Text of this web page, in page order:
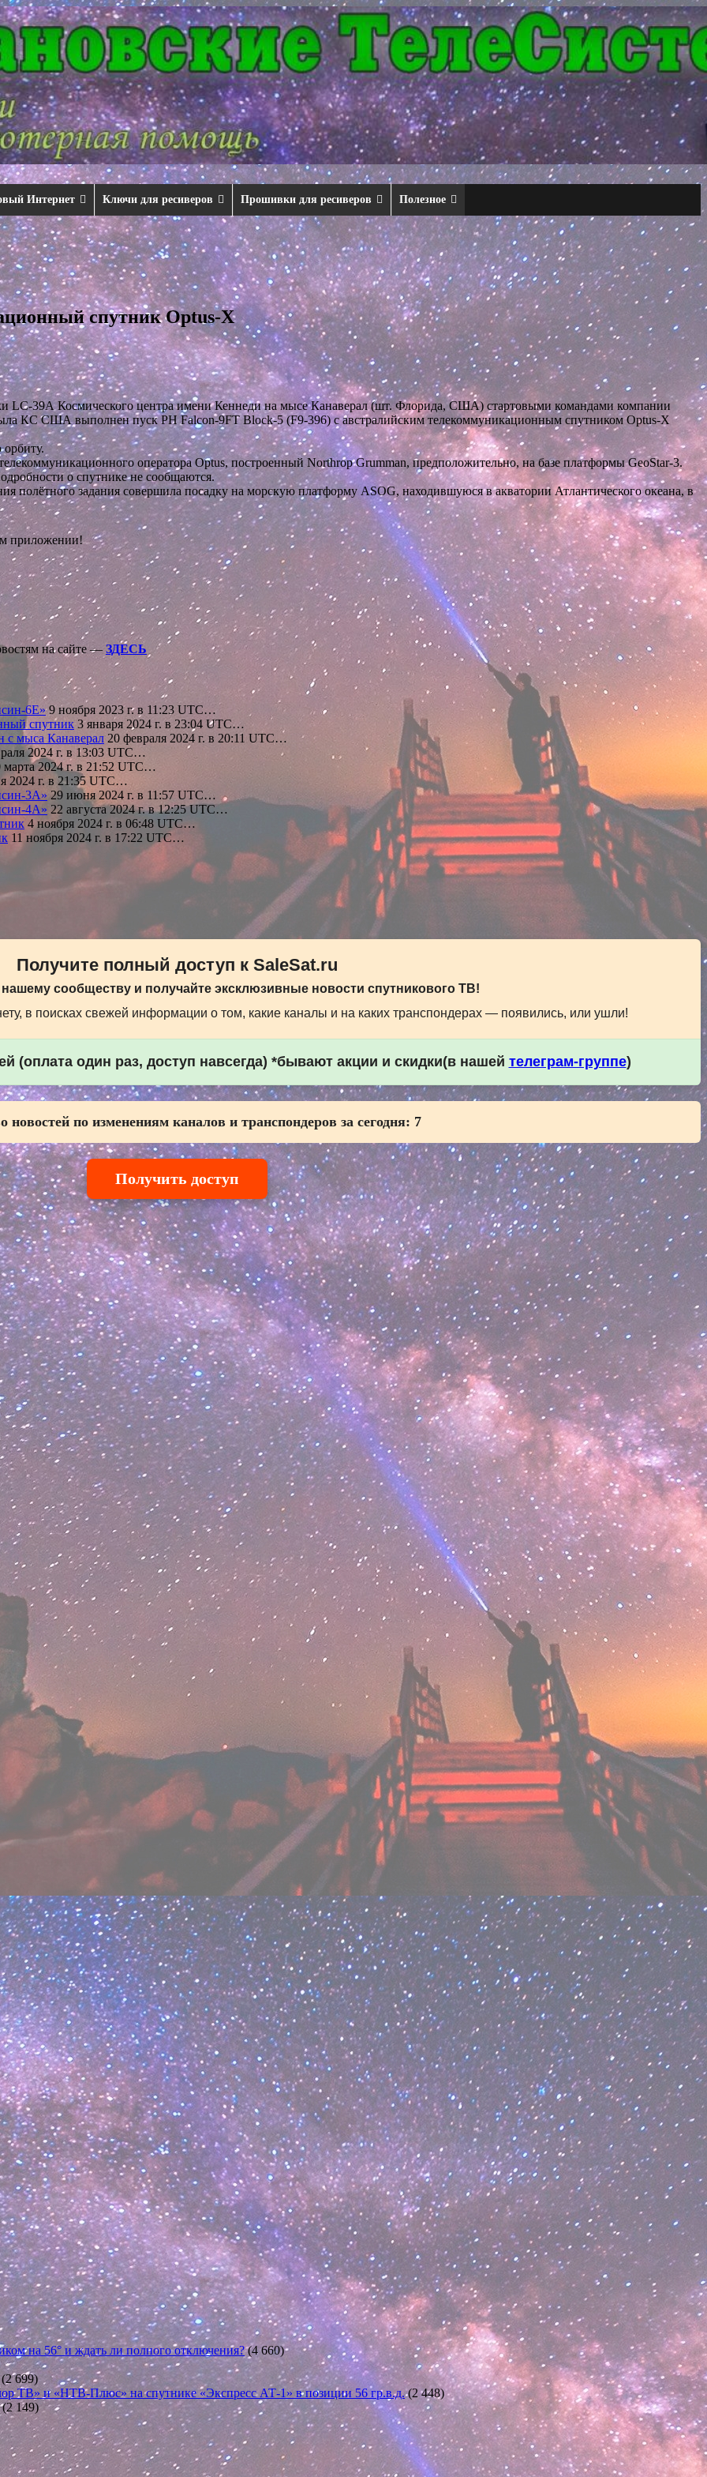
Интернет Ключи для ресиверов Прошивки для ресиверов Полезное
спутник Optus-X
LC-39А Космического центра имени Кеннеди на мысе Канаверал (шт. Флорида, США) стартовыми командами компании
КС США выполнен пуск РН Falcon-9FT Block-5 (F9-396) с австралийским телекоммуникационным спутником Optus-Х
оператора Optus, построенный Northrop Grumman, предположительно, на базе платформы GeoStar-3.
о спутнике не сообщаются.
полётного задания совершила посадку на морскую платформу ASOG, находившуюся в акватории Атлантического океана, в
приложении!
на сайте — ЗДЕСЬ
6Е»9 ноября 2023 г. в 11:23 UTC…
спутник 3 января 2024 г. в 23:04 UTC…
с мыса Канаверал 20 февраля 2024 г. в 20:11 UTC…
2024 г. в 13:03 UTC…
марта 2024 г. в 21:52 UTC…
2024 г. в 21:35 UTC…
3А»29 июня 2024 г. в 11:57 UTC…
4А» 22 августа 2024 г. в 12:25 UTC…
4 ноября 2024 г. в 06:48 UTC…
11 ноября 2024 г. в 17:22 UTC…
Получите полный доступ к SaleSat.ru
сообществу и получайте эксклюзивные новости спутникового ТВ!
в поисках свежей информации о том, какие каналы и на каких транспондерах — появились, или ушли!
(оплата один раз, доступ навсегда) *бывают акции и скидки(в нашей телеграм-группе)
новостей по изменениям каналов и транспондеров за сегодня: 7
Получить доступ
на 56° и ждать ли полного отключения? (4 660)
(2 699)
ТВ» и «НТВ-Плюс» на спутнике «Экспресс АТ-1» в позиции 56 гр.в.д. (2 448)
(2 149)